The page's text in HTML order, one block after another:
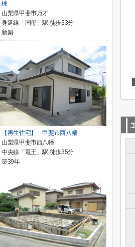
棟
山梨県甲斐市万才
身延線「国母」駅 徒歩33分
新築
【再生住宅】 甲斐市西八幡
山梨県甲斐市西八幡
中央線「竜王」駅 徒歩35分
築39年